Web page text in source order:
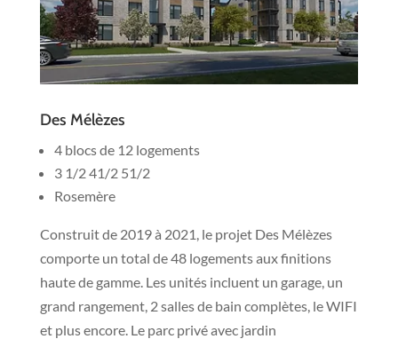
Des Mélèzes
4 blocs de 12 logements
3 1/2 41/2 51/2
Rosemère
Construit de 2019 à 2021, le projet Des Mélèzes
comporte un total de 48 logements aux finitions
haute de gamme. Les unités incluent un garage, un
grand rangement, 2 salles de bain complètes, le WIFI
et plus encore. Le parc privé avec jardin